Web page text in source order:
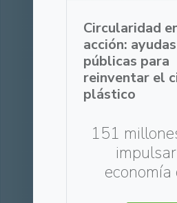
Circularidad
acción: ayudas
públicas para
reinventar el
plástico
151
economía